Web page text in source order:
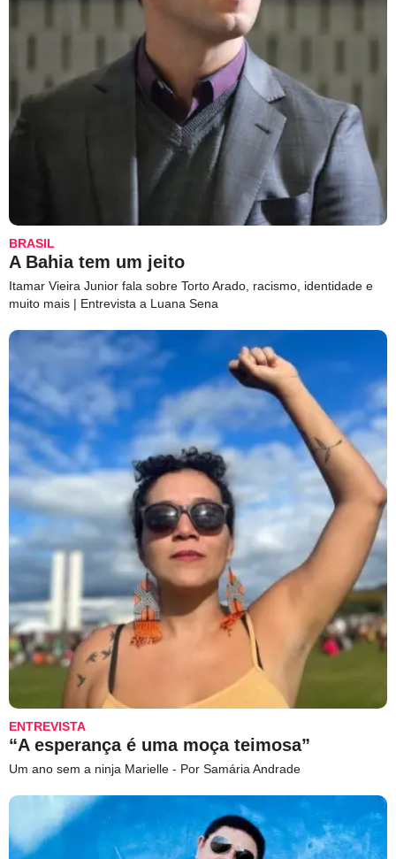
BRASIL
A Bahia tem um jeito
Itamar Vieira Junior fala sobre Torto Arado, racismo, identidade e
muito mais | Entrevista a Luana Sena
ENTREVISTA
“A esperança é uma moça teimosa”
Um ano sem a ninja Marielle - Por Samária Andrade